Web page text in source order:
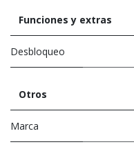
Funciones y extras
Desbloqueo
Otros
Marca